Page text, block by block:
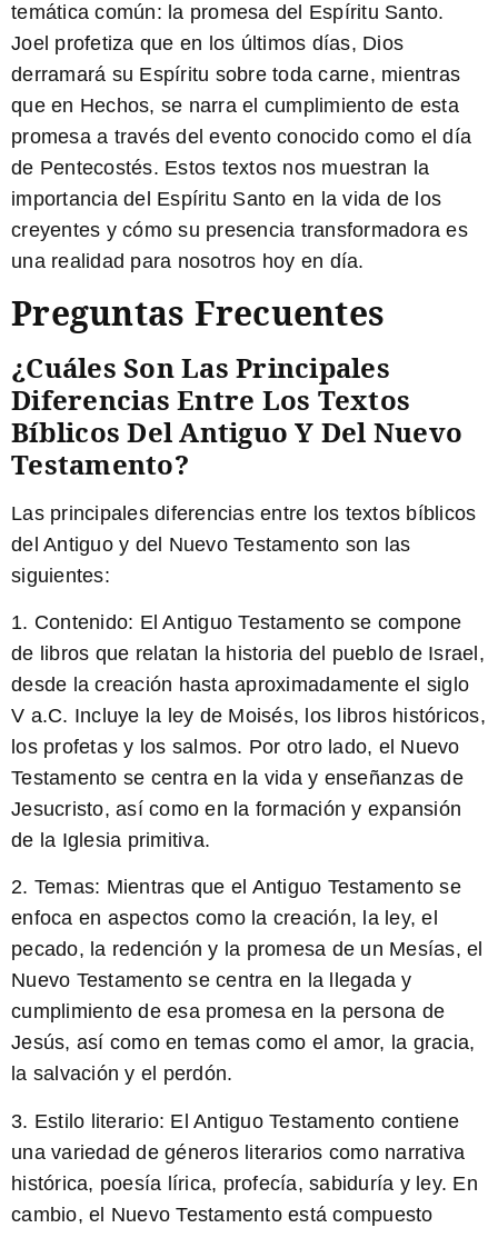
temática común: la promesa del Espíritu Santo.
Joel profetiza que en los últimos días, Dios
derramará su Espíritu sobre toda carne, mientras
que en Hechos, se narra el cumplimiento de esta
promesa a través del evento conocido como el día
de Pentecostés. Estos textos nos muestran la
importancia del Espíritu Santo en la vida de los
creyentes y cómo su presencia transformadora es
una realidad para nosotros hoy en día.
Preguntas Frecuentes
¿Cuáles Son Las Principales
Diferencias Entre Los Textos
Bíblicos Del Antiguo Y Del Nuevo
Testamento?
Las principales diferencias entre los textos bíblicos
del Antiguo y del Nuevo Testamento son las
siguientes:
1. Contenido: El Antiguo Testamento se compone
de libros que relatan la historia del pueblo de Israel,
desde la creación hasta aproximadamente el siglo
V a.C. Incluye la ley de Moisés, los libros históricos,
los profetas y los salmos. Por otro lado, el Nuevo
Testamento se centra en la vida y enseñanzas de
Jesucristo, así como en la formación y expansión
de la Iglesia primitiva.
2. Temas: Mientras que el Antiguo Testamento se
enfoca en aspectos como la creación, la ley, el
pecado, la redención y la promesa de un Mesías, el
Nuevo Testamento se centra en la llegada y
cumplimiento de esa promesa en la persona de
Jesús, así como en temas como el amor, la gracia,
la salvación y el perdón.
3. Estilo literario: El Antiguo Testamento contiene
una variedad de géneros literarios como narrativa
histórica, poesía lírica, profecía, sabiduría y ley. En
cambio, el Nuevo Testamento está compuesto